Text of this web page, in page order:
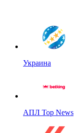
Украина
АПЛ Top News